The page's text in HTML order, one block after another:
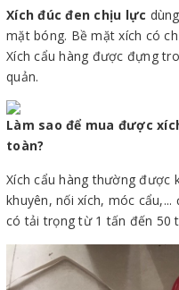
Xích đúc đen chịu lực
mặt bóng. Bề mặt xích có
Xích cẩu hàng được đựng
quản.
Làm sao để mua được
toàn?
Xích cẩu hàng thường được
khuyên, nối xích, móc
có tải trọng từ 1 tấn đến 50